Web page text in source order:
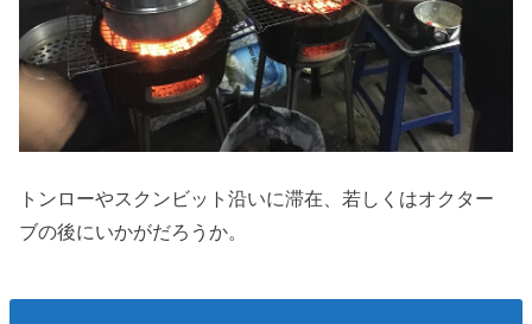
トンローやスクンビット沿いに滞在、若しくはオクター
ブの後にいかがだろうか。